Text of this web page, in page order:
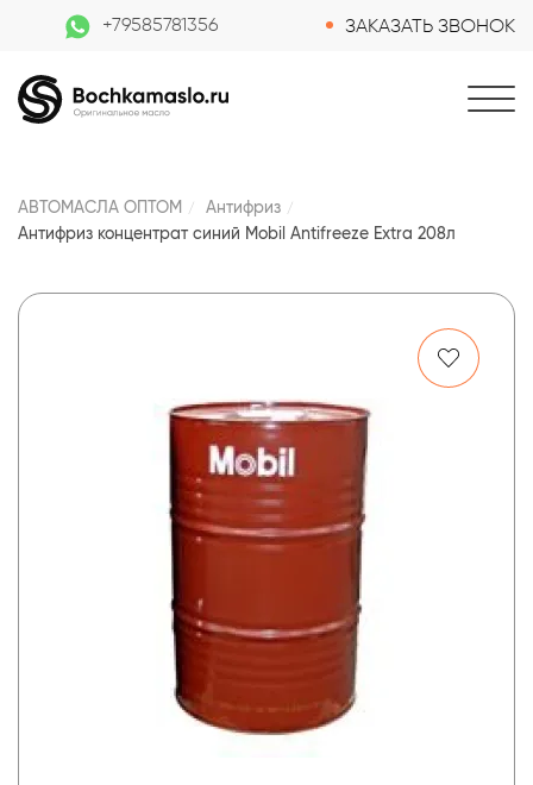
+79585781356 ЗАКАЗАТЬ ЗВОНОК
АВТОМАСЛА ОПТОМ
Антифриз
Антифриз концентрат синий Mobil Antifreeze Extra 208л